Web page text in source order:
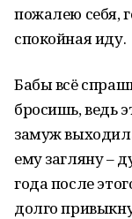
пожалею себя,
спокойная иду.
Бабы всё
бросишь, ведь
замуж
ему загляну –
года после
долго